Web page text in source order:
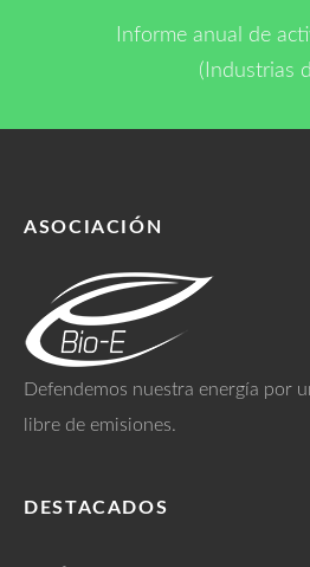
Informe anual de
(Industrias
ASOCIACIÓN
Defendemos nuestra energía por
libre de emisiones.
DESTACADOS